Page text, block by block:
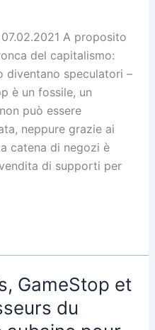
A proposito
del capitalismo:
diventano speculatori –
è un fossile, un
può essere
neppure grazie ai
catena di negozi è
di supporti per
GameStop et
du